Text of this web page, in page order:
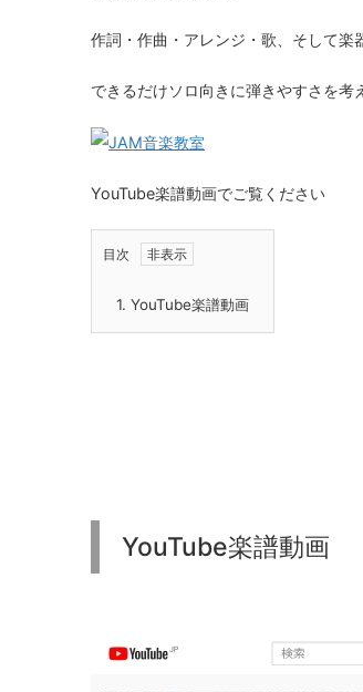
作詞・作曲・アレンジ・歌、そして楽
できるだけソロ向きに弾きやすさを考
YouTube楽譜動画でご覧ください
目次
1. YouTube楽譜動画
YouTube楽譜動画